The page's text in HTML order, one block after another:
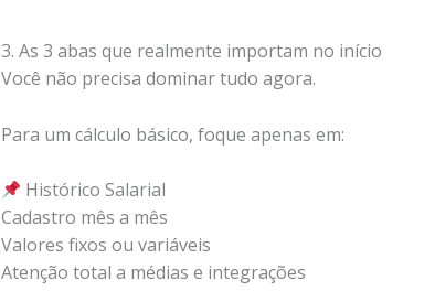
3. As 3 abas que realmente importam no início
Você não precisa dominar tudo agora.
Para um cálculo básico, foque apenas em:
Histórico Salarial
Cadastro mês a mês
Valores fixos ou variáveis
Atenção total a médias e integrações